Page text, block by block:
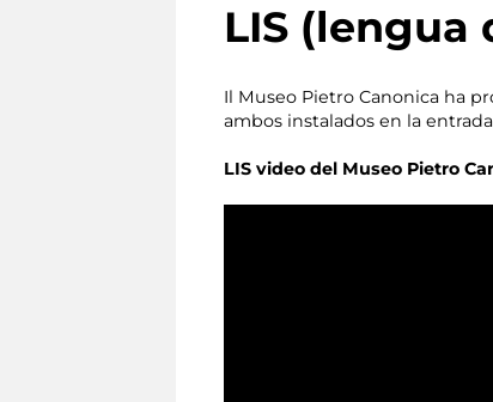
LIS (lengua
Il Museo Pietro Canonica ha
ambos instalados en la
LIS video del Museo Pietro